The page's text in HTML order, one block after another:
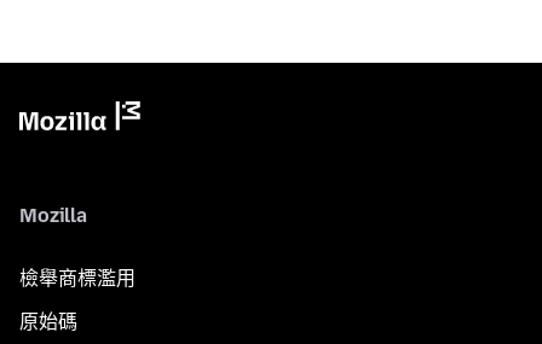
Mozilla
檢舉商標濫用
原始碼